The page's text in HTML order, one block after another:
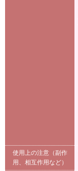
使用上の注意（副作
用、相互作用など）